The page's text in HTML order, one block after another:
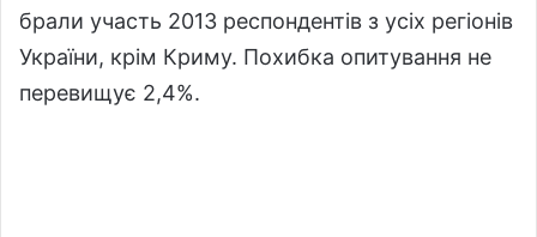
брали участь 2013 респондентів з усіх регіонів
України, крім Криму. Похибка опитування не
перевищує 2,4%.